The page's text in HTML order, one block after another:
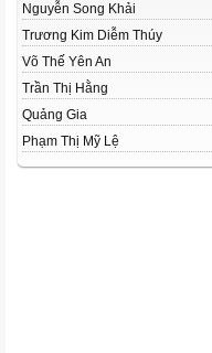
Nguyễn Song Khải
Trương Kim Diễm Thúy
Võ Thế Yên An
Trần Thị Hằng
Quảng Gia
Phạm Thị Mỹ Lệ